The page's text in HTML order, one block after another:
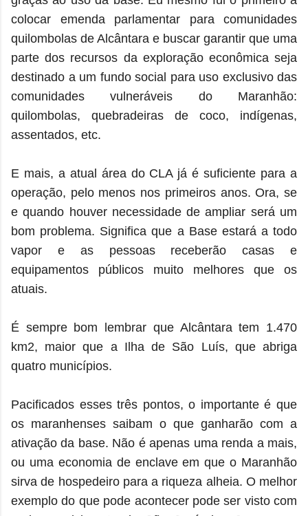
colocar emenda parlamentar para comunidades
quilombolas de Alcântara e buscar garantir que uma
parte dos recursos da exploração econômica seja
destinado a um fundo social para uso exclusivo das
comunidades vulneráveis do Maranhão:
quilombolas, quebradeiras de coco, indígenas,
assentados, etc.
E mais, a atual área do CLA já é suficiente para a
operação, pelo menos nos primeiros anos. Ora, se
e quando houver necessidade de ampliar será um
bom problema. Significa que a Base estará a todo
vapor e as pessoas receberão casas e
equipamentos públicos muito melhores que os
atuais.
É sempre bom lembrar que Alcântara tem 1.470
km2, maior que a Ilha de São Luís, que abriga
quatro municípios.
Pacificados esses três pontos, o importante é que
os maranhenses saibam o que ganharão com a
ativação da base. Não é apenas uma renda a mais,
ou uma economia de enclave em que o Maranhão
sirva de hospedeiro para a riqueza alheia. O melhor
exemplo do que pode acontecer pode ser visto com